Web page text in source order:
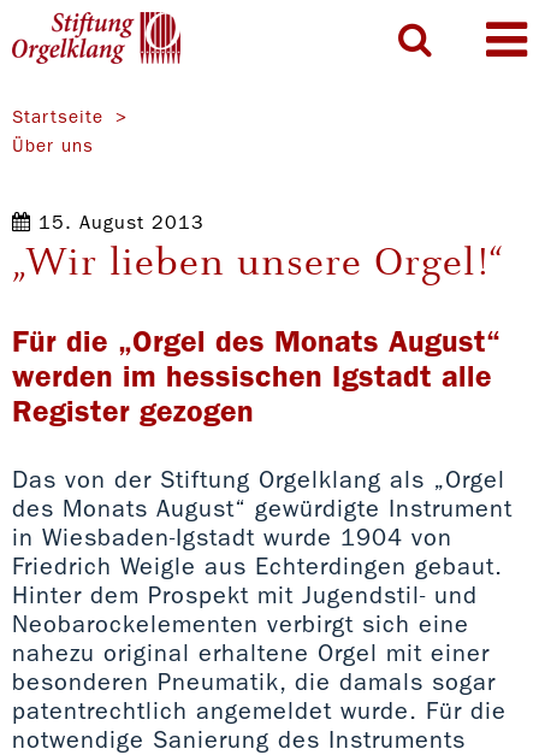
Startseite
Über uns
15. August 2013
„Wir lieben unsere Orgel!“
Für die „Orgel des Monats August“
werden im hessischen Igstadt alle
Register gezogen
Das von der Stiftung Orgelklang als „Orgel
des Monats August“ gewürdigte Instrument
in Wiesbaden-Igstadt wurde 1904 von
Friedrich Weigle aus Echterdingen gebaut.
Hinter dem Prospekt mit Jugendstil- und
Neobarockelementen verbirgt sich eine
nahezu original erhaltene Orgel mit einer
besonderen Pneumatik, die damals sogar
patentrechtlich angemeldet wurde. Für die
notwendige Sanierung des Instruments